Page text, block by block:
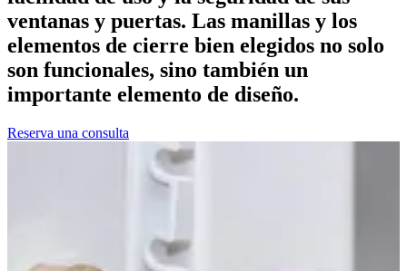
ventanas y puertas. Las manillas y los
elementos de cierre bien elegidos no solo
son funcionales, sino también un
importante elemento de diseño.
Reserva una consulta